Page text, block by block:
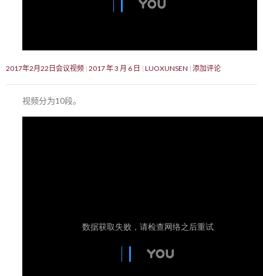
2017年2月22日会议视频 2017 年 3 月 6 日 LUOXUNSEN 添加评论
视频分为10段。